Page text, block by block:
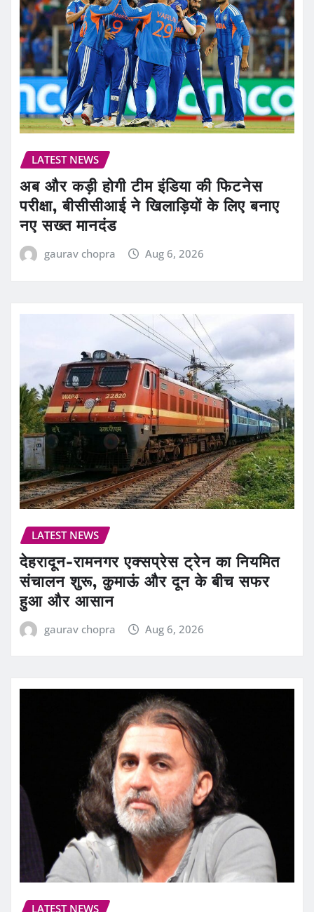
LATEST NEWS
अब और कड़ी होगी टीम इंडिया की फिटनेस
परीक्षा, बीसीसीआई ने खिलाड़ियों के लिए बनाए
नए सख्त मानदंड
gaurav chopra Aug 6, 2026
LATEST NEWS
देहरादून-रामनगर एक्सप्रेस ट्रेन का नियमित
संचालन शुरू, कुमाऊं और दून के बीच सफर
हुआ और आसान
gaurav chopra Aug 6, 2026
LATEST NEWS